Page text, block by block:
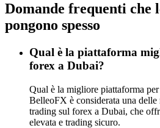
Domande frequenti che
pongono spesso
Qual è la piattaforma
forex a Dubai?
Qual è la migliore piattaforma
BelleoFX è considerata una
trading sul forex a Dubai, che
elevata e trading sicuro.